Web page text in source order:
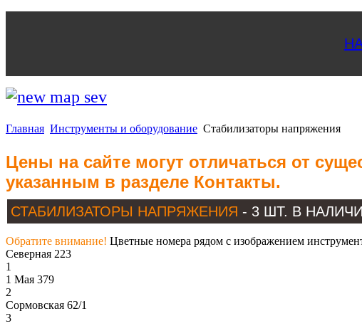
Главная Инструменты и оборудование Стабилизаторы напряжения
Цены на сайте могут отличаться от
указанным в разделе Контакты.
СТАБИЛИЗАТОРЫ НАПРЯЖЕНИЯ - 3 ШТ. В
Обратите внимание! Цветные номера рядом с изображением
Северная 223
1
1 Мая 379
2
Сормовская 62/1
3